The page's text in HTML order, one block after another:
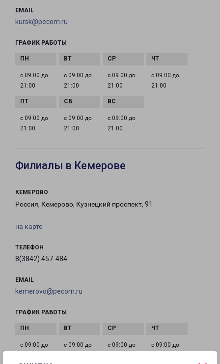
EMAIL
kursk@pecom.ru
ГРАФИК РАБОТЫ
с 09:00 до
21:00
с 09:00 до
21:00
с 09:00 до
21:00
с 09:00 до
21:00
с 09:00 до
21:00
с 09:00 до
21:00
с 09:00 до
21:00
Филиалы в Кемерове
КЕМЕРОВО
Россия, Кемерово, Кузнецкий проспект, 91
на карте
ТЕЛЕФОН
8(3842) 457-484
EMAIL
kemerovo@pecom.ru
ГРАФИК РАБОТЫ
с 09:00 до
с 09:00 до
с 09:00 до
с 09:00 до